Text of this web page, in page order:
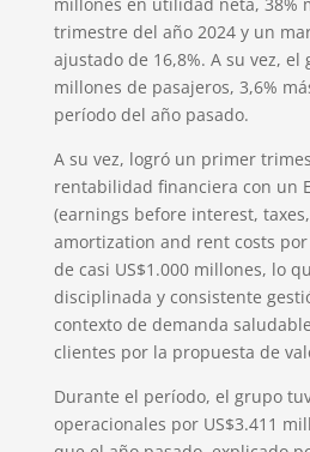
trimestre del año 2024 y un
ajustado de 16,8%. A su vez,
millones de pasajeros, 3,6%
período del año pasado.
A su vez, logró un primer
rentabilidad financiera con un
(earnings before interest,
amortization and rent costs
de casi US$1.000 millones, lo
disciplinada y consistente
contexto de demanda
clientes por la propuesta de
Durante el período, el grupo
operacionales por US$3.411